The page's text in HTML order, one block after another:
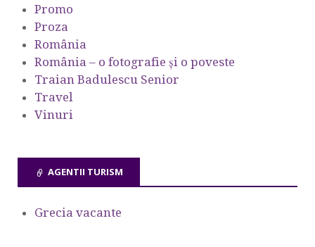
Promo
Proza
România
România – o fotografie şi o poveste
Traian Badulescu Senior
Travel
Vinuri
AGENTII TURISM
Grecia vacante